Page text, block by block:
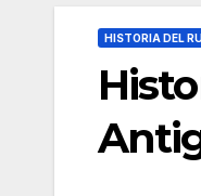
HISTORIA DEL